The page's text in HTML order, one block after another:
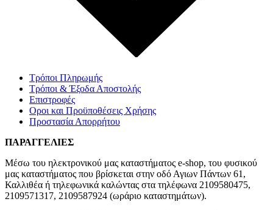
Τρόποι Πληρωμής
Τρόποι & Έξοδα Αποστολής
Επιστροφές
Οροι και Προϋποθέσεις Χρήσης
Προστασία Απορρήτου
ΠΑΡΑΓΓΕΛΙΕΣ
Μέσω του ηλεκτρονικού μας καταστήματος e-shop, του φυσικού
μας καταστήματος που βρίσκεται στην οδό Αγιων Πάντων 61,
Καλλιθέα ή τηλεφωνικά καλώντας στα τηλέφωνα 2109580475,
2109571317, 2109587924 (ωράριο καταστημάτων).